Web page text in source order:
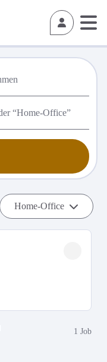
Home-Office
1 Job